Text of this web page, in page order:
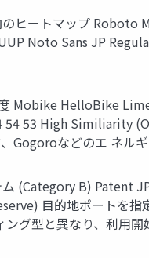
ヒートマップ
Noto Sans JP
Mobike HelloBike
54 53 High
Gogoroなどのエ ネル
(Category B) Patent
目的地ポートを
グ型と異なり、利用